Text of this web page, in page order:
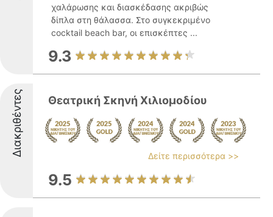
χαλάρωσης και διασκέδασης ακριβώς
δίπλα στη θάλασσα. Στο συγκεκριμένο
cocktail beach bar, οι επισκέπτες ...
9.3
Διακριθέντες Θεατρική Σκηνή Χιλιομοδίου
Δείτε περισσότερα >>
9.5